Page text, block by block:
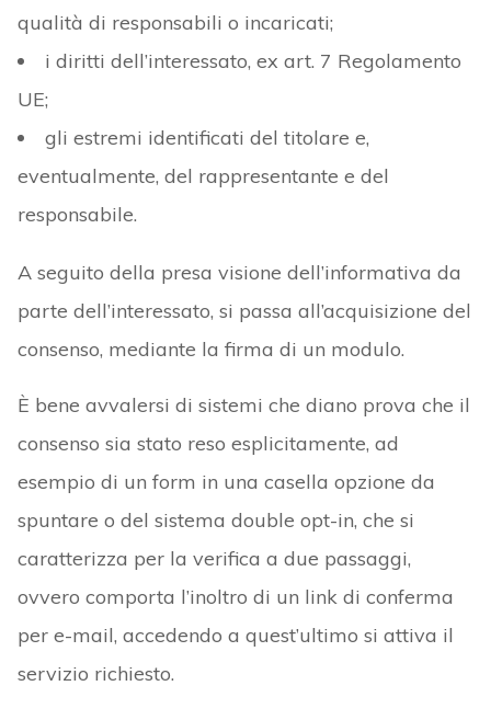
qualità di responsabili o incaricati;
i diritti dell’interessato, ex art. 7 Regolamento
UE;
gli estremi identificati del titolare e,
eventualmente, del rappresentante e del
responsabile.
A seguito della presa visione dell’informativa da
parte dell’interessato, si passa all’acquisizione del
consenso, mediante la firma di un modulo.
È bene avvalersi di sistemi che diano prova che il
consenso sia stato reso esplicitamente, ad
esempio di un form in una casella opzione da
spuntare o del sistema double opt-in, che si
caratterizza per la verifica a due passaggi,
ovvero comporta l’inoltro di un link di conferma
per e-mail, accedendo a quest’ultimo si attiva il
servizio richiesto.